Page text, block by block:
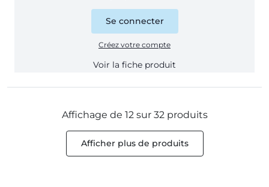
Se connecter
Créez votre compte
Voir la fiche produit
Affichage de 12 sur 32 produits
Afficher plus de produits